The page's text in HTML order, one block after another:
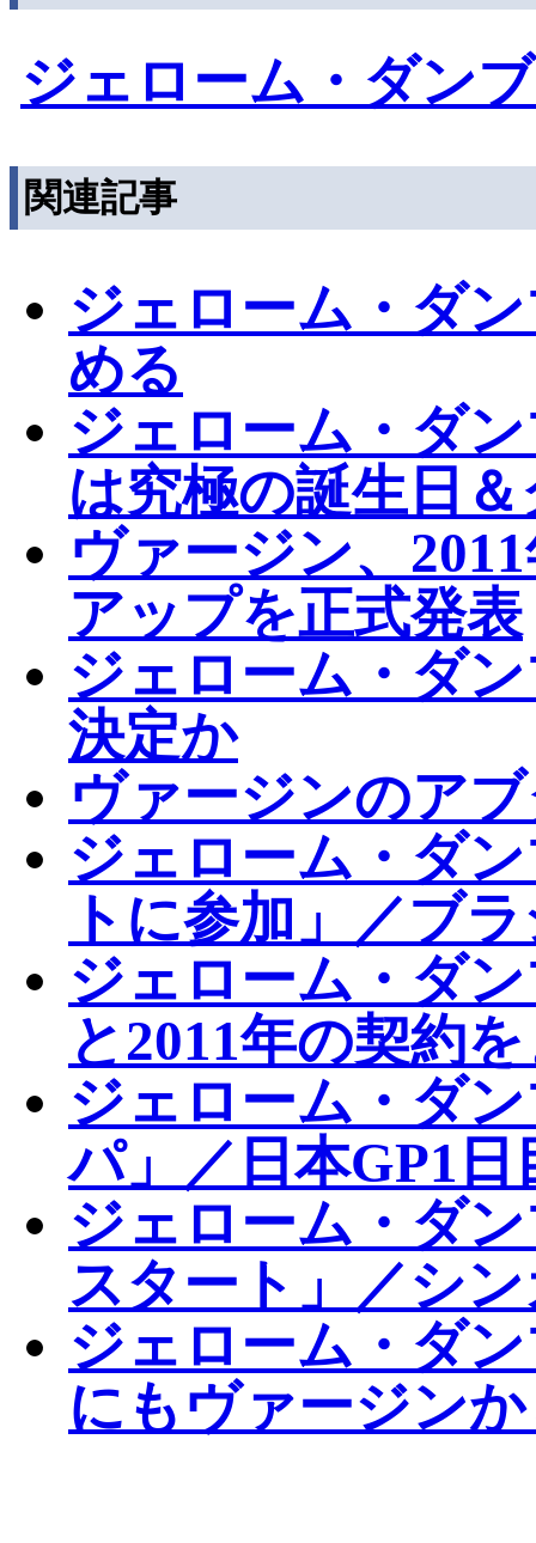
ジェローム・ダン
関連記事
ジェローム・ダ
める
ジェローム・ダ
は究極の誕生日
ヴァージン、
アップを正式発表
ジェローム・ダ
決定か
ヴァージンのア
ジェローム・ダ
トに参加」／ブ
ジェローム・ダ
と2011年の契約
ジェローム・ダ
パ」／日本GP1日
ジェローム・ダ
スタート」／シ
ジェローム・ダ
にもヴァージン